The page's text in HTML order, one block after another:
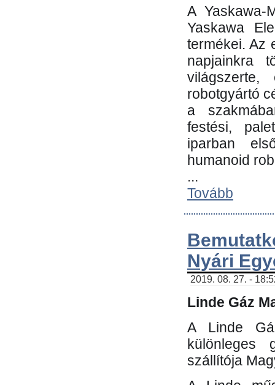
A Yaskawa-
Yaskawa
termékei. Az
napjainkra
robotgyártó
a
festési,
iparban
humanoid
...
Tovább
Nyári
2019. 08. 27. -
Linde Gáz
A Linde
különleges
szállítója